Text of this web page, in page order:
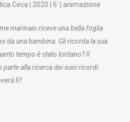
Ceca | 2020 | 6′ | animazione
marinaio riceve una bella foglia
da una bambina. Gli ricorda la sua
tempo è stato lontano? Il
parte alla ricerca dei suoi ricordi.
lì?
Internazionale di